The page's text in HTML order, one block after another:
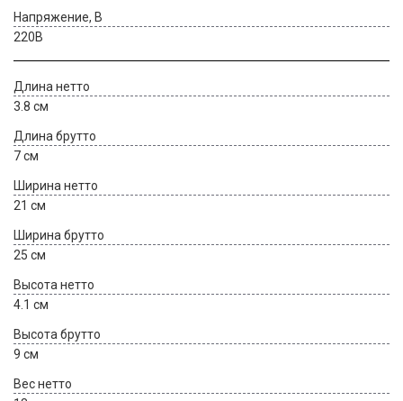
Напряжение, В
220В
Длина нетто
3.8 см
Длина брутто
7 см
Ширина нетто
21 см
Ширина брутто
25 см
Высота нетто
4.1 см
Высота брутто
9 см
Вес нетто